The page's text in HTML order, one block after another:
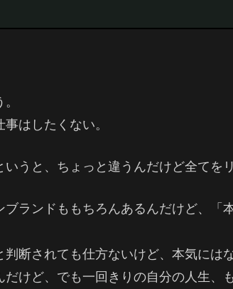
はしたくない。
うと、ちょっと違うんだけど全てを
ランドももちろんあるんだけど、「
断されても仕方ないけど、本気には
けど、でも一回きりの自分の人生、